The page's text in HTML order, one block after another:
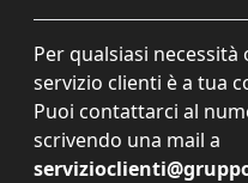
Per qualsiasi
servizio clienti è a tua
Puoi contattarci al
scrivendo una mail a